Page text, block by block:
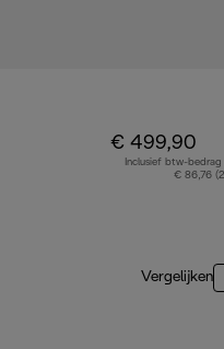
€ 499,90
Inclusief btw-bedrag
€ 86,76
Vergelijken